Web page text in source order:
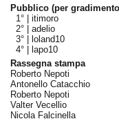
Pubblico (per
1° | itimoro
2° | adelio
3° |
loland10
4° |
lapo10
Rassegna stampa
Roberto Nepoti
Antonello Catacchio
Roberto Nepoti
Valter Vecellio
Nicola Falcinella